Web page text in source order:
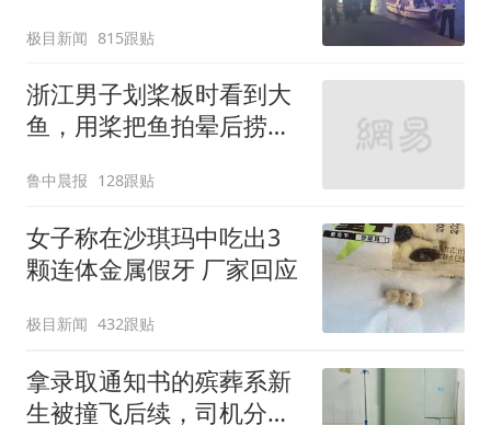
极目新闻 815跟贴
浙江男子划桨板时看到大
鱼，用桨把鱼拍晕后捞
两，做成红烧辣子鱼块，
味道很好
鲁中晨报 128跟贴
女子称在沙琪玛中吃出3
颗连体金属假牙 厂家回应
极目新闻 432跟贴
拿录取通知书的殡葬系新
生被撞飞后续，司机分心